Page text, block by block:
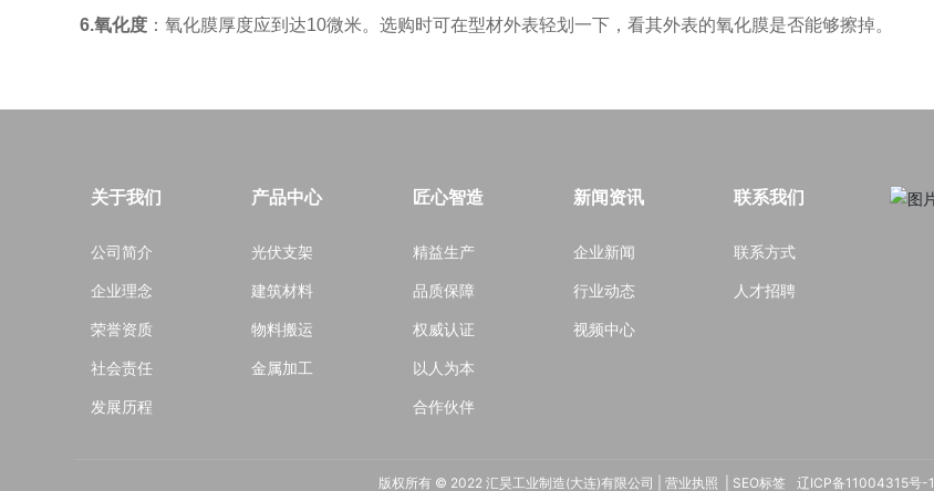
6.氧化度 ：氧化膜厚度应到达10微米。选购时可在型材外表轻划一下，看其外表的氧化膜是否能够擦掉。
关于我们
公司简介
企业理念
荣誉资质
社会责任
发展历程
产品中心
光伏支架
建筑材料
物料搬运
金属加工
匠心智造
精益生产
品质保障
权威认证
以人为本
合作伙伴
新闻资讯
企业新闻
行业动态
视频中心
联系我们
联系方式
人才招聘
版权所有 © 2022 汇昊工业制造(大连)有限公司 | 营业执照 SEO标签 辽ICP备11004315号-1